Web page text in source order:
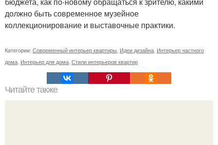
должно быть современное музейное
коллекционирование и выставочные практики.
Категории: Современный интерьер квартиры, Идеи дизайна, Интерьер частного
дома, Интерьер для дома, Стили интерьеров квартир
Читайте также